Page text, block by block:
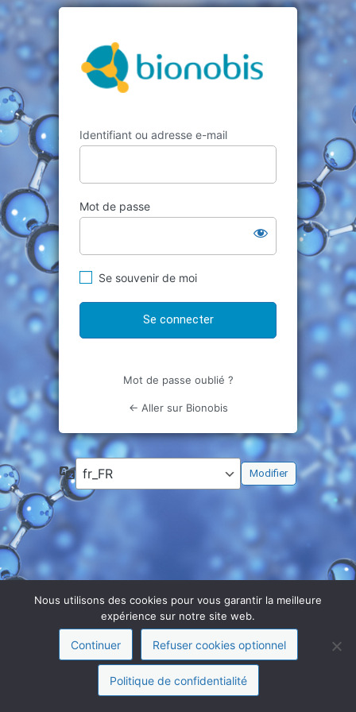
Se
connecter
Bionobis
Identifiant ou adresse e-mail
Mot de passe
Se souvenir de moi
Mot de passe oublié ?
← Aller sur Bionobis
Langue
Nous utilisons des cookies pour vous garantir la meilleure
expérience sur notre site web.
Continuer Refuser cookies optionnel
Politique de confidentialité